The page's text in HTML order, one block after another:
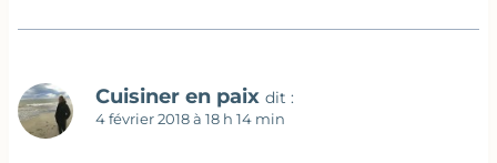
Cuisiner en paix dit :
4 février 2018 à 18 h 14 min